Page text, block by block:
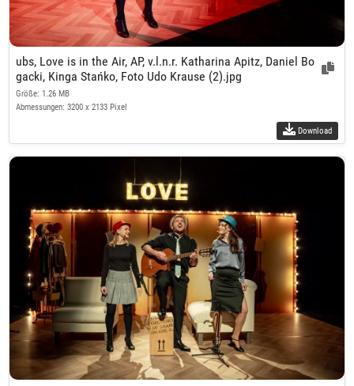
ubs, Love is in the Air, AP, v.l.n.r. Katharina Apitz, Daniel Bo
gacki, Kinga Stańko, Foto Udo Krause (2).jpg
Größe: 1.26 MB
Abmessungen: 3200 x 2133 Pixel
Download